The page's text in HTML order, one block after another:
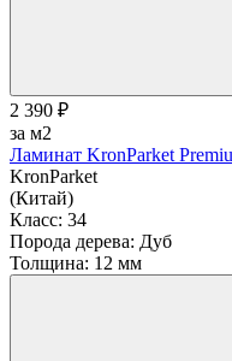
2 390 ₽
за м2
Ламинат KronParket
KronParket
(Китай)
Класс: 34
Порода дерева: Дуб
Толщина: 12 мм